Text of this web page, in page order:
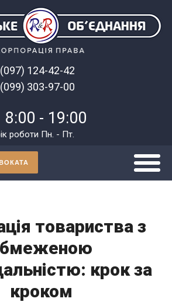
(097) 124-42-42
(099) 303-97-00
8:00 - 19:00
роботи Пн. - Пт.
товариства з
крок за
кроком